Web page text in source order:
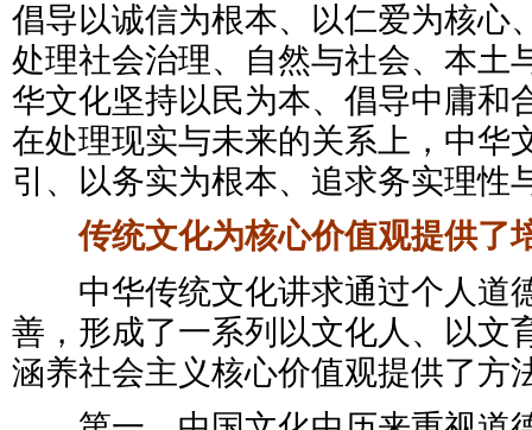
倡导以诚信为根本、以仁爱为核心
处理社会治理、自然与社会、本土
华文化坚持以民为本、倡导中庸和
在处理现实与未来的关系上，中华
引、以务实为根本、追求务实理性
传统文化为核心价值观提供了
中华传统文化讲求通过个人道
善，形成了一系列以文化人、以文
涵养社会主义核心价值观提供了方